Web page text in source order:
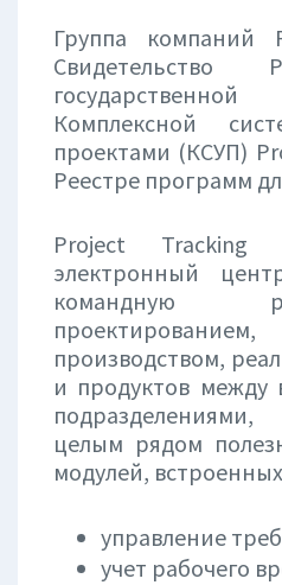
Группа компаний
Комплексной
проектами (КСУП)
Реестре программ
Project
электронный
командную
производством,
и продуктов между
целым рядом
модулей,
управление
учет рабочего